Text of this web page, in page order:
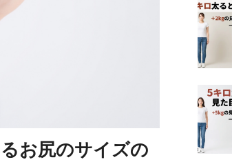
お尻のサイズの